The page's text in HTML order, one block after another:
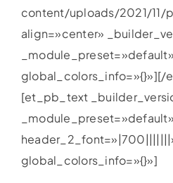
content/uploads/2021/11/
align=»center»
global_colors_info=»{}»][/
[et_pb_text
_module_preset=»default»
global_colors_info=»{}»]